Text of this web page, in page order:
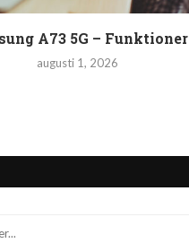
A73 5G – Funktioner
augusti 1, 2026